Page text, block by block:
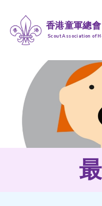
香港童軍總
Scout Association of
跳到內容 (按輸入鍵)